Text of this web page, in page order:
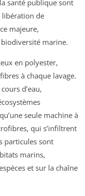
santé publique sont
libération de
majeure,
marine.
en polyester,
à chaque lavage.
d’eau,
seule machine à
qui s’infiltrent
particules sont
marins,
et sur la chaîne